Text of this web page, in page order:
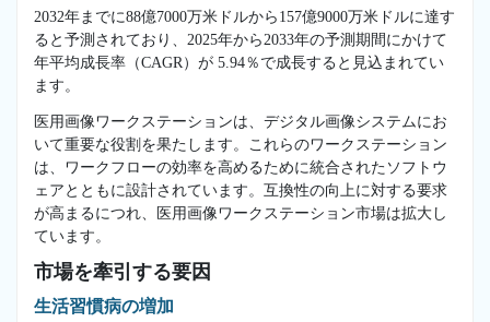
2032年までに88億7000万米ドルから157億9000万米ドルに達す
ると予測されており、2025年から2033年の予測期間にかけて
年平均成長率（CAGR）が 5.94％で成長すると見込まれてい
ます。
医用画像ワークステーションは、デジタル画像システムにお
いて重要な役割を果たします。これらのワークステーション
は、ワークフローの効率を高めるために統合されたソフトウ
ェアとともに設計されています。互換性の向上に対する要求
が高まるにつれ、医用画像ワークステーション市場は拡大し
ています。
市場を牽引する要因
生活習慣病の増加